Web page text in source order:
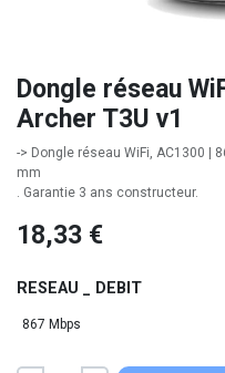
Dongle réseau
Archer T3U v1
-> Dongle réseau WiFi, AC1300 |
mm
. Garantie 3 ans constructeur.
18,33 €
RESEAU _ DEBIT